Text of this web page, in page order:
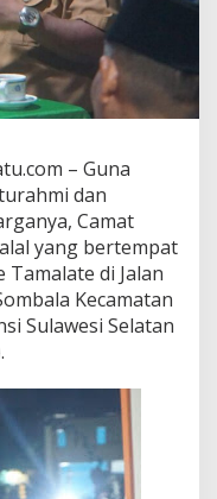
– Guna
dan
Camat
yang bertempat
di Jalan
Kecamatan
Sulawesi Selatan